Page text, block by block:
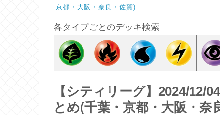
京都・大阪・奈良・佐賀)
各タイプごとのデッキ検索
【シティリーグ】2024/12/
とめ(千葉・京都・大阪・奈